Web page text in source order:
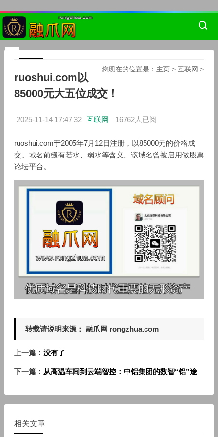
您现在的位置是： 主页 >互联网 >
ruoshui.com以
85000元大五位成交！
2025-11-14 17:47:32 互联网 16762人已阅
ruoshui.com于2005年7月12日注册，以85000元的价格成
交。域名前缀有若水、弱水等含义。该域名曾被启用做股票
论坛平台。
转载请说明来源： 融爪网 rongzhua.com
上一篇： 没有了
下一篇： 从高温车间到云端智控：中铝集团的数智“铝”途
相关文章